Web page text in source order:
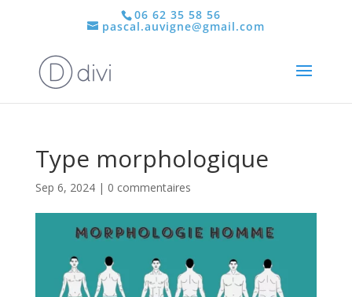
06 62 35 58 56
pascal.auvigne@gmail.com
Type morphologique
Sep 6, 2024| 0 commentaires